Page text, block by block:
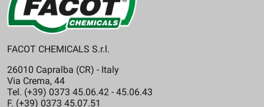
FACOT CHEMICALS S.r.l.
26010 Capralba (CR) - Italy
Via Crema, 44
Tel. (+39) 0373 45.06.42 - 45.06.43
F. (+39) 0373 45.07.51